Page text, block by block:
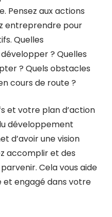
Pensez aux actions
entreprendre pour
Quelles
? Quelles
? Quels obstacles
cours de route ?
et votre plan d’action
développement
d’avoir une vision
accomplir et des
Cela vous aide
engagé dans votre